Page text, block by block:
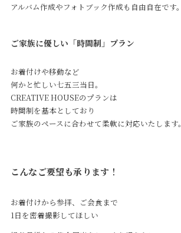
アルバム作成やフォトブック作成も自由自在です。
ご家族に優しい 「時間制」 プラン
お着付けや移動など
何かと忙しい七五三当日。
CREATIVE HOUSEのプランは
時間制を基本としており
ご家族のペースに合わせて柔軟に対応いたします。
こんなご要望も承ります！
お着付けから参拝、ご会食まで
1日を密着撮影してほしい